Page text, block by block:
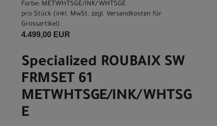
Farbe: METWHTSGE/INK/WHTSGE
pro Stück (inkl. MwSt. zzgl. Versandkosten für
Grossartikel)
4.499,00 EUR
Specialized ROUBAIX SW
FRMSET 61
METWHTSGE/INK/WHTSG
E